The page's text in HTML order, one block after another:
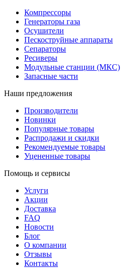
Компрессоры
Генераторы газа
Осушители
Пескоструйные аппараты
Сепараторы
Ресиверы
Модульные станции (МКС)
Запасные части
Наши предложения
Производители
Новинки
Популярные товары
Распродажи и скидки
Рекомендуемые товары
Уцененные товары
Помощь и сервисы
Услуги
Акции
Доставка
FAQ
Новости
Блог
О компании
Отзывы
Контакты